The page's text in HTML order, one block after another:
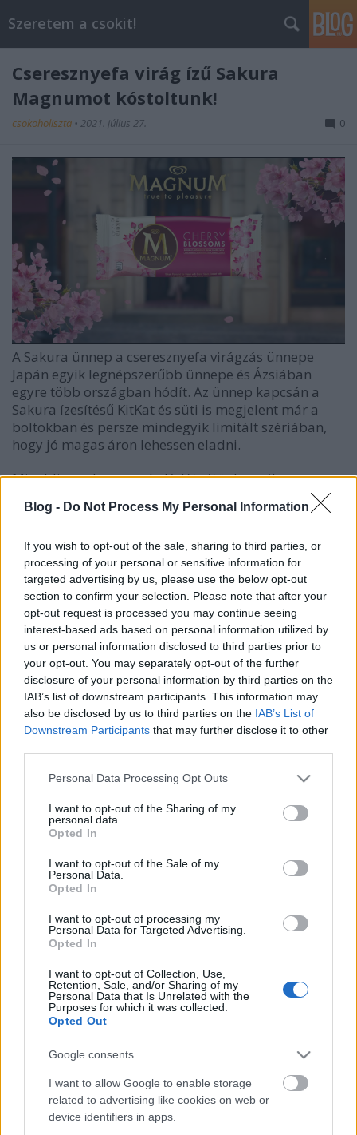
Blog - Do Not Process My Personal Information
If you wish to opt-out of the sale, sharing to third parties, or
processing of your personal or sensitive information for
targeted advertising by us, please use the below opt-out
section to confirm your selection. Please note that after your
opt-out request is processed you may continue seeing
interest-based ads based on personal information utilized by
us or personal information disclosed to third parties prior to
your opt-out. You may separately opt-out of the further
disclosure of your personal information by third parties on the
IAB’s list of downstream participants. This information may
also be disclosed by us to third parties on the IAB’s List of
Downstream Participants that may further disclose it to other
Please note that this website/app uses one or more Google
not limited to your visit or usage behaviour. You may click to
grant or deny consent to Google and its third-party tags to
use your data for below specified purposes in below Google
consent section.
Personal Data Processing Opt Outs
I want to opt-out of the Sharing of my
personal data.
Opted In
I want to opt-out of the Sale of my
Personal Data.
Opted In
I want to opt-out of processing my
Personal Data for Targeted Advertising.
Opted In
I want to opt-out of Collection, Use,
Retention, Sale, and/or Sharing of my
Personal Data that Is Unrelated with the
Purposes for which it was collected.
Opted Out
Google consents
I want to allow Google to enable storage
related to advertising like cookies on web or
device identifiers in apps.
Szeretem a csokit!
Cseresznyefa virág ízű Sakura
Magnumot kóstoltunk!
csokoholiszta • 2021. július 27. 0
A Sakura ünnep a cseresznyefa virágzás ünnepe
Japán egyik legnépszerűbb ünnepe és Ázsiában
egyre több országban hódít. Az ünnep kapcsán a
Sakura ízesítésű KitKat és süti is megjelent már a
boltokban és persze mindegyik limitált szériában,
hogy jó magas áron lehessen eladni.
Mi eddig csak egy csokoládét ettünk, amiben
cseresznyefa virág volt és az ízét semmi Európában
ismert ízhez nem tudnám hasonlítani. Idén nyáron
Sakura ízű Magnum jégkrém ez esetben egy
rózsaszínű belga csokiba mártott cseresznye
darabokkal gazdagított jégkrém, amit "sakura" ízzel
töltöttek.
A jégkrémet húsz helyen próbáltuk megvenni és csak
egy helyen sikerült, de azt az élményt azonnal
videóban örökítettük meg:)
Címkék:külföld magnum jégkrém limitált sakura
Ajánlott bejegyzések: